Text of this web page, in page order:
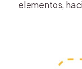
elementos,